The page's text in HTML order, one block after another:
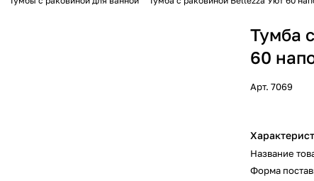
Тумба
60
Арт.7069
Название
Форма